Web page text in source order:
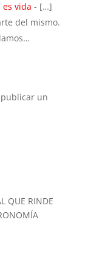
es vida - […]
del mismo.
un
QUE RINDE